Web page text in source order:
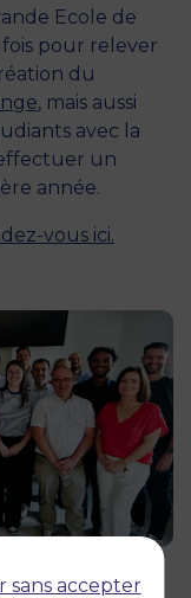
Ecole de
fois pour relever
du
, mais aussi
avec la
un
année.
vous ici.
Trophées
sans accepter